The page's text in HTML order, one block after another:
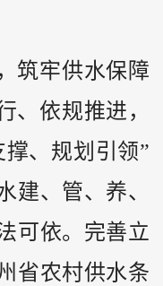
筑牢供水保障
、依规推进，
、规划引领”
建、管、养、
可依。完善立
省农村供水条